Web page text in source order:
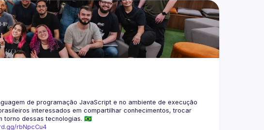
de programação JavaScript e no ambiente de execução
interessados em compartilhar conhecimentos, trocar
rbNpcCu4